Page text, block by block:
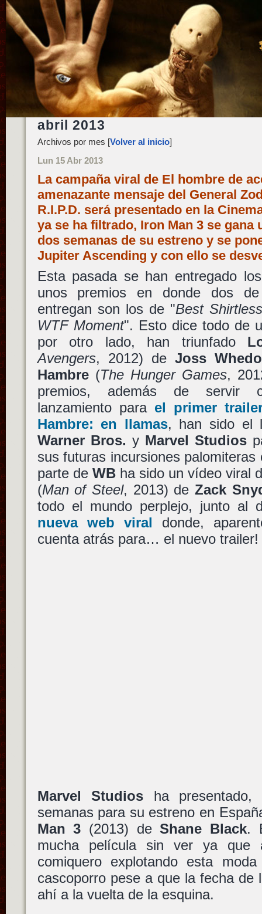
abril 2013
Archivos por mes [Volver al inicio]
Lun 15 Abr 2013
La campaña viral de El hombre de
amenazante mensaje del General
R.I.P.D. será presentado en la
ya se ha filtrado, Iron Man 3 se gana
dos semanas de su estreno y se
Jupiter Ascending y con ello se
Esta pasada se han entregado
unos premios en donde dos
entregan son los de "Best
WTF Moment". Esto dice todo de
por otro lado, han triunfado
Avengers, 2012) de Joss
Hambre(The Hunger Games,
premios, además de servir
lanzamiento para el primer
Hambre: en llamas, han sido el
Warner Bros. y Marvel Studios
sus futuras incursiones
parte de WBha sido un vídeo viral
(Man of Steel, 2013) deZack
todo el mundo perplejo, junto al
nueva web viral donde,
cuenta atrás para… el nuevo trailer!
Marvel Studios ha
semanas para su estreno en
Man 3 (2013) deShane Black.
mucha película sin ver ya que
comiquero explotando esta
cascoporro pese a que la fecha de
ahí a la vuelta de la esquina.